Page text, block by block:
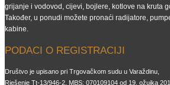
grijanje i vodovod, cijevi, bojlere, kotlove na kruta
Također, u ponudi možete pronaći radijatore,
kabine.
PODACI O REGISTRACIJI
Društvo je upisano pri Trgovačkom sudu u Varaždinu,
Rješenje Tt-13/946-2, MBS: 070109104 od 19. ožujka